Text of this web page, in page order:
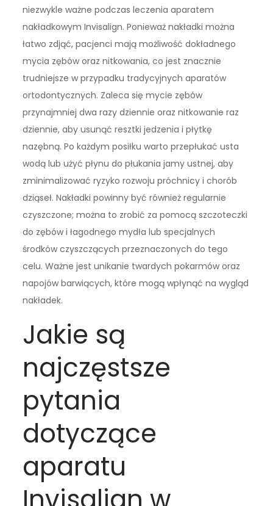
niezwykle ważne podczas leczenia aparatem
nakładkowym Invisalign. Ponieważ nakładki można
łatwo zdjąć, pacjenci mają możliwość dokładnego
mycia zębów oraz nitkowania, co jest znacznie
trudniejsze w przypadku tradycyjnych aparatów
ortodontycznych. Zaleca się mycie zębów
przynajmniej dwa razy dziennie oraz nitkowanie raz
dziennie, aby usunąć resztki jedzenia i płytkę
nazębną. Po każdym posiłku warto przepłukać usta
wodą lub użyć płynu do płukania jamy ustnej, aby
zminimalizować ryzyko rozwoju próchnicy i chorób
dziąseł. Nakładki powinny być również regularnie
czyszczone; można to zrobić za pomocą szczoteczki
do zębów i łagodnego mydła lub specjalnych
środków czyszczących przeznaczonych do tego
celu. Ważne jest unikanie twardych pokarmów oraz
napojów barwiących, które mogą wpłynąć na wygląd
nakładek.
Jakie są
najczęstsze
pytania
dotyczące
aparatu